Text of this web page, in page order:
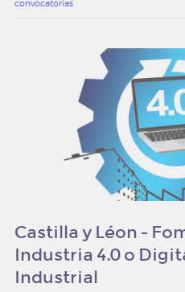
trabaja con nosotros
convocatorias
Castilla y Léon -
Industria 4.0 o
Industrial